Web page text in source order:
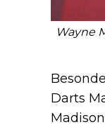
Wayne
Darts